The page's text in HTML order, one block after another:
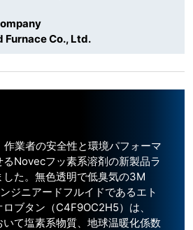
Furnace Co., Ltd.
業者の安全性と環境パフォーマ
るNovecフッ素系溶剤の新製品ラ
した。無色透明で低臭気の3M
ジニアードフルイドであるエト
ブタン（C4F9OC2H5）は、
て塩素系物質、地球温暖化係数